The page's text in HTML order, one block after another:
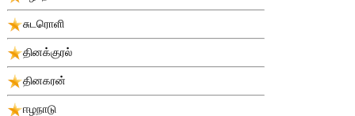
சுடரொளி
தினக்குரல்
தினகரன்
ஈழநாடு